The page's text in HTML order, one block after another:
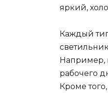
яркий,
Каждый
Например,
рабочего
Кроме